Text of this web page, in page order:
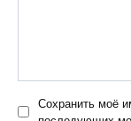
Сохранить моё